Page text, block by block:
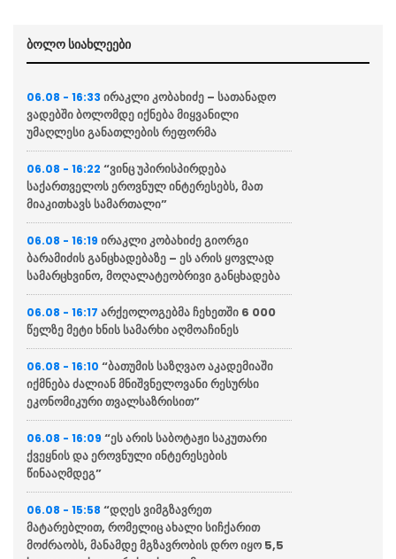
ბოლო სიახლეები
06.08 - 16:33 ირაკლი კობახიძე – სათანადო
ვადებში ბოლომდე იქნება მიყვანილი
უმაღლესი განათლების რეფორმა
06.08 - 16:22 “ვინც უპირისპირდება
საქართველოს ეროვნულ ინტერესებს, მათ
მიაკითხავს სამართალი”
06.08 - 16:19 ირაკლი კობახიძე გიორგი
ბარამიძის განცხადებაზე – ეს არის ყოვლად
სამარცხვინო, მოღალატეობრივი განცხადება
06.08 - 16:17 არქეოლოგებმა ჩეხეთში 6 000
წელზე მეტი ხნის სამარხი აღმოაჩინეს
06.08 - 16:10 “ბათუმის საზღვაო აკადემიაში
იქმნება ძალიან მნიშვნელოვანი რესურსი
ეკონომიკური თვალსაზრისით”
06.08 - 16:09 “ეს არის საბოტაჟი საკუთარი
ქვეყნის და ეროვნული ინტერესების
წინააღმდეგ”
06.08 - 15:58 “დღეს ვიმგზავრეთ
მატარებლით, რომელიც ახალი სიჩქარით
მოძრაობს, მანამდე მგზავრობის დრო იყო 5,5